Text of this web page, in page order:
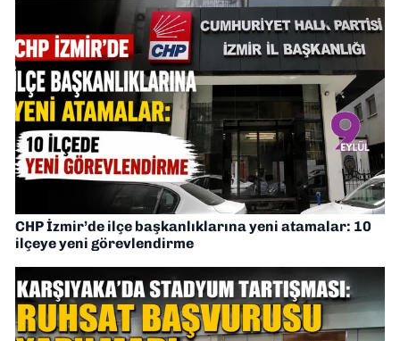
CHP İzmir’de ilçe başkanlıklarına yeni atamalar: 10
ilçeye yeni görevlendirme